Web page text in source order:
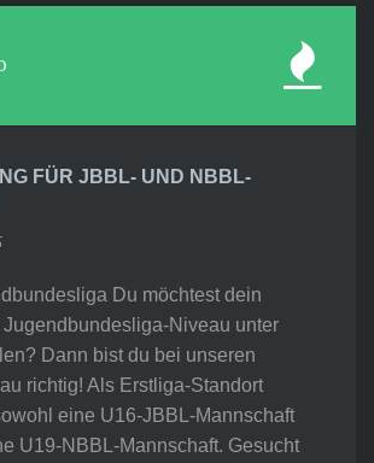
FÜR JBBL- UND NBBL-
Du möchtest dein
Jugendbundesliga-Niveau unter
Dann bist du bei unseren
richtig! Als Erstliga-Standort
eine U16-JBBL-Mannschaft
U19-NBBL-Mannschaft. Gesucht